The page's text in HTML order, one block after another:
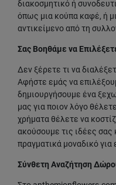
διακοσμητικό ή
όπως μια κούπα καφέ, ή
αντικείμενο από τη
Σας Βοηθάμε να
Δεν ξέρετε τι να
Αφήστε εμάς να
δημιουργήσουμε ένα
μας για ποιον λόγο
χρήματα θέλετε να
ακούσουμε τις ιδέες σας
πραγματικά μοναδικό για
Σύνθετη Αναζήτηση